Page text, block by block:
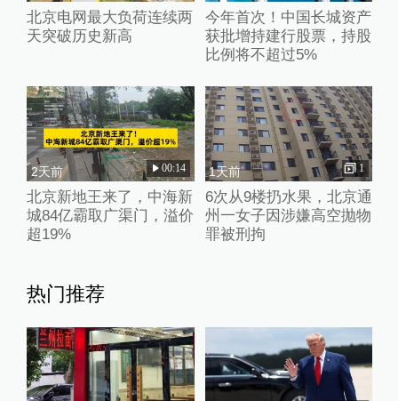
北京电网最大负荷连续两
天突破历史新高
今年首次！中国长城资产
获批增持建行股票，持股
比例将不超过5%
2天前 00:14
北京新地王来了，中海新
城84亿霸取广渠门，溢价
超19%
1天前 1
6次从9楼扔水果，北京通
州一女子因涉嫌高空抛物
罪被刑拘
热门推荐